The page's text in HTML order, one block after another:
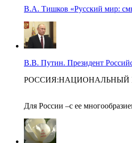
В.А. Тишков «Русский мир:
В.В. Путин. Президент
РОССИЯ:НАЦИОНАЛЬНЫЙ
Для России –с ее